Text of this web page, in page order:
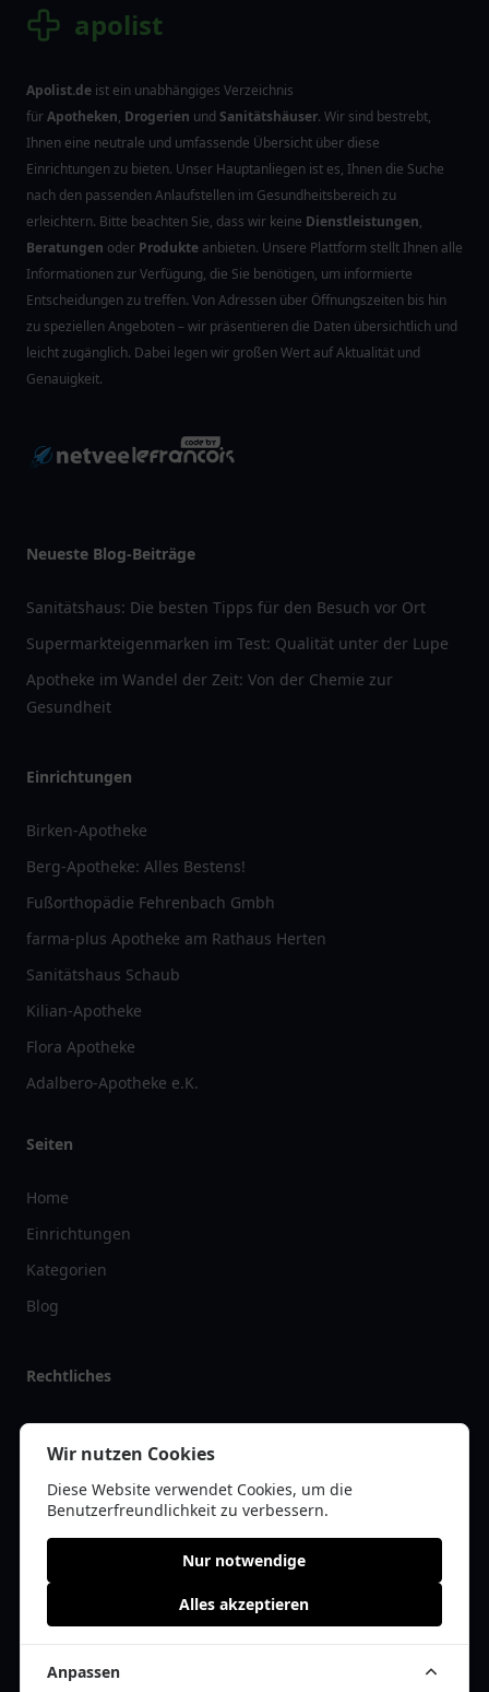
apolist
Apolist.de ist ein unabhängiges Verzeichnis
fürApotheken, Drogerien und Sanitätshäuser. Wir sind bestrebt,
Ihnen eine neutrale und umfassende Übersicht über diese
Einrichtungen zu bieten. Unser Hauptanliegen ist es, Ihnen die Suche
nach den passenden Anlaufstellen im Gesundheitsbereich zu
erleichtern. Bitte beachten Sie, dass wir keine Dienstleistungen,
Beratungen oder Produkte anbieten. Unsere Plattform stellt Ihnen alle
Informationen zur Verfügung, die Sie benötigen, um informierte
Entscheidungen zu treffen. Von Adressen über Öffnungszeiten bis hin
zu speziellen Angeboten – wir präsentieren die Daten übersichtlich und
leicht zugänglich. Dabei legen wir großen Wert auf Aktualität und
Genauigkeit.
Neueste Blog-Beiträge
Sanitätshaus: Die besten Tipps für den Besuch vor Ort
Supermarkteigenmarken im Test: Qualität unter der Lupe
Apotheke im Wandel der Zeit: Von der Chemie zur
Gesundheit
Einrichtungen
Birken-Apotheke
Berg-Apotheke: Alles Bestens!
Fußorthopädie Fehrenbach Gmbh
farma-plus Apotheke am Rathaus Herten
Sanitätshaus Schaub
Kilian-Apotheke
Flora Apotheke
Adalbero-Apotheke e.K.
Seiten
Home
Einrichtungen
Kategorien
Blog
Rechtliches
Impressum
Datenschutz
Kontakt
© 2026 apolist.de | Alle Rechte vorbehalten | * =Affiliate-Links /
Cookie Einwilligung anpassen
Wir nutzen Cookies
Diese Website verwendet Cookies, um die
Benutzerfreundlichkeit zu verbessern.
Nur notwendige
Alles akzeptieren
Anpassen